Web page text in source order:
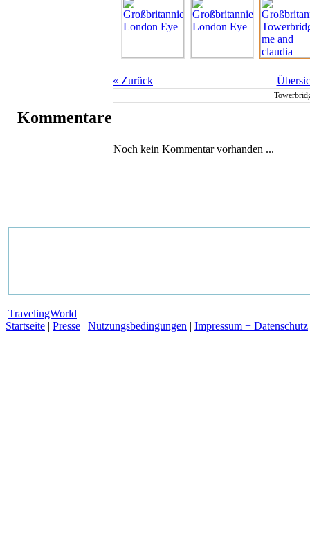
« Zurück
Kommentare
Noch kein Kommentar vorhanden ...
TravelingWorld
Startseite | Presse | Nutzungsbedingungen | Impressum + Datenschutz